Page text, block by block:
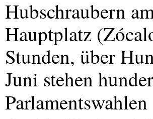
Hubschraubern
Hauptplatz
Stunden, über
Juni stehen